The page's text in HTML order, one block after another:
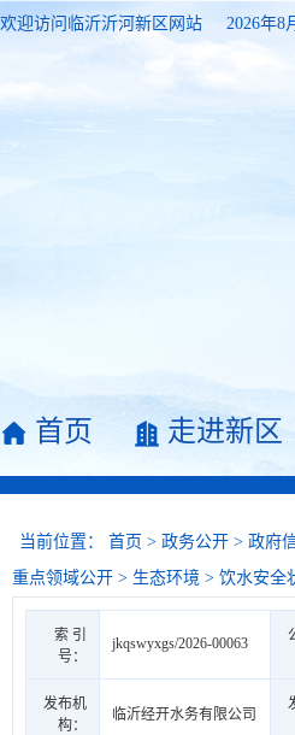
欢迎访问临沂沂河新区网站 2026年8
首页 走进新区
当前位置： 首页 > 政务公开 > 政府
重点领域公开 > 生态环境 > 饮水安全
索 引
号：
jkqswyxgs/2026-00063
发布机
构：
临沂经开水务有限公司